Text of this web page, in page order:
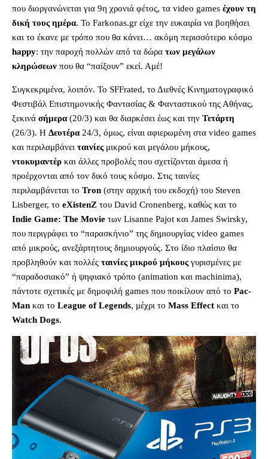
που διοργανώνεται για 9η χρονιά φέτος, τα video games έχουν τη
δική τους ημέρα. Το Farkonas.gr είχε την ευκαιρία να βοηθήσει
και το έκανε με τρόπο που θα κάνει… ακόμη περισσότερο κόσμο
happy: την παροχή πολλών από τα δώρα των μεγάλων
κληρώσεων που θα “παίξουν” εκεί. Αμέ!
Συγκεκριμένα, λοιπόν. Το SFFrated, το Διεθνές Κινηματογραφικό
Φεστιβάλ Επιστημονικής Φαντασίας & Φανταστικού της Αθήνας,
ξεκινά σήμερα(20/3) και θα διαρκέσει έως και την Τετάρτη
(26/3). Η Δευτέρα24/3, όμως, είναι αφιερωμένη στα video games
και περιλαμβάνει ταινίεςμικρού και μεγάλου μήκους,
ντοκυμαντέρ και άλλες προβολές που σχετίζονται άμεσα ή
προέρχονται από τον δικό τους κόσμο. Στις ταινίες
περιλαμβάνεται το Tron (στην αρχική του εκδοχή) του Steven
Lisberger, το eXistenZ του David Cronenberg, καθώς και το
Indie Game: The Movie των Lisanne Pajot και James Swirsky,
που περιγράφει το “παρασκήνιο” της δημιουργίας video games
από μικρούς, ανεξάρτητους δημιουργούς. Στο ίδιο πλαίσιο θα
προβληθούν και πολλές ταινίες μικρού μήκουςγυρισμένες με
“παραδοσιακό” ή ψηφιακό τρόπο (animation και machinima),
πάντοτε σχετικές με δημοφιλή games που ποικίλουν από το Pac-
Man και το League of Legends, μέχρι το Mass Effect και το
Watch Dogs.